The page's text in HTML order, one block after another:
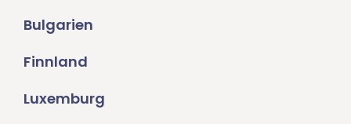
Bulgarien
Finnland
Luxemburg